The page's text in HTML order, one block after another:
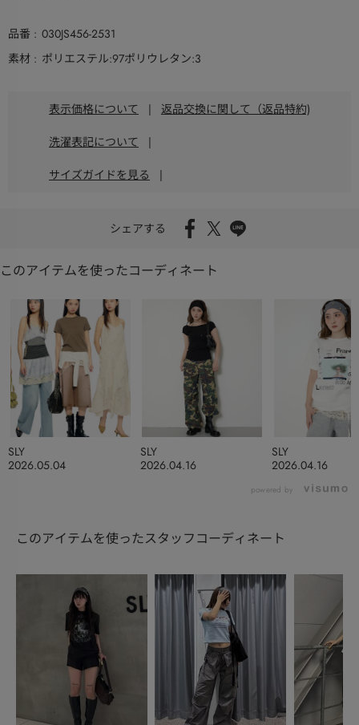
品番
030JS456-2531
素材
ポリエステル:97ポリウレタン:3
表示価格について | 返品交換に関して（返品特約)
洗濯表記について |
サイズガイドを見る |
シェアする
このアイテムを使ったコーディネート
2026.05.04
SLY
2026.04.16
SLY
2026.04.16
SLY
powered by
このアイテムを使ったスタッフコーディネート